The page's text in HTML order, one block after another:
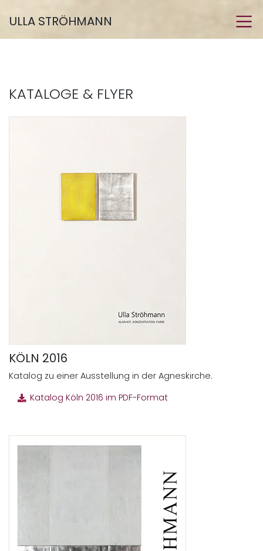
ULLA STRÖHMANN
KATALOGE & FLYER
KÖLN 2016
Katalog zu einer Ausstellung in der Agneskirche.
Katalog Köln 2016 im PDF-Format